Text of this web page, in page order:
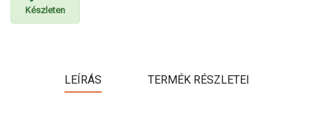
Készleten
LEÍRÁS TERMÉK RÉSZLETEI